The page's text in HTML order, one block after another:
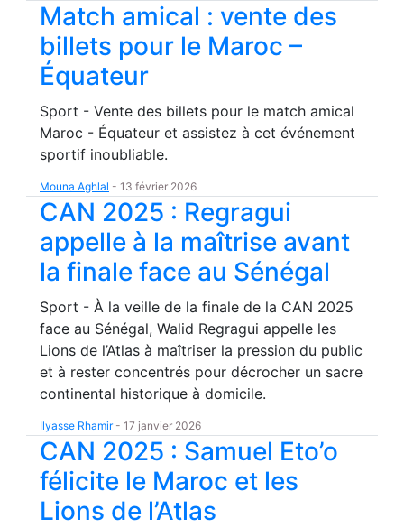
Match amical : vente des
billets pour le Maroc –
Équateur
Sport - Vente des billets pour le match amical
Maroc - Équateur et assistez à cet événement
sportif inoubliable.
Mouna Aghlal - 13 février 2026
CAN 2025 : Regragui
appelle à la maîtrise avant
la finale face au Sénégal
Sport - À la veille de la finale de la CAN 2025
face au Sénégal, Walid Regragui appelle les
Lions de l’Atlas à maîtriser la pression du public
et à rester concentrés pour décrocher un sacre
continental historique à domicile.
Ilyasse Rhamir- 17 janvier 2026
CAN 2025 : Samuel Eto’o
félicite le Maroc et les
Lions de l’Atlas